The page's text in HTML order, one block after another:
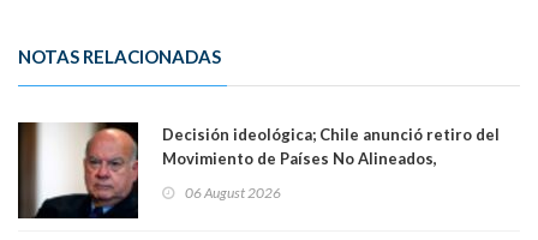
NOTAS RELACIONADAS
Decisión ideológica; Chile anunció retiro del
Movimiento de Países No Alineados,
1971. Excanciller Insulza lamentó decisión
06 August 2026